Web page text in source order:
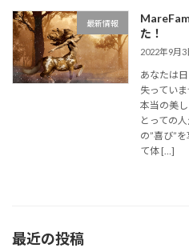
最新情報
た！
2022年9月3
あなたは
失ってい
本当の美
とっての
の”喜び”
て体 […]
最近の投稿